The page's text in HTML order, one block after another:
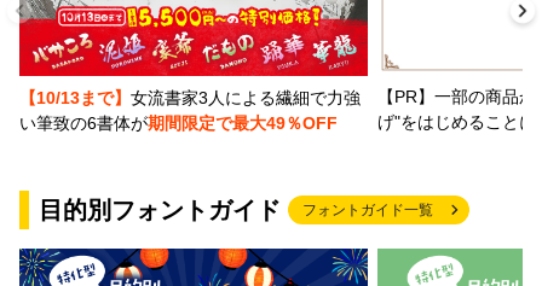
【10/13まで】 女流書家3人による繊細で力強
い筆致の6書体が期間限定で最大49％OFF
【PR】一部の商品
げ"をはじめること
目的別フォントガイド フォントガイド一覧